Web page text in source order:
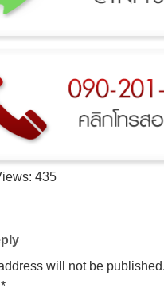
435
will not be published.
*